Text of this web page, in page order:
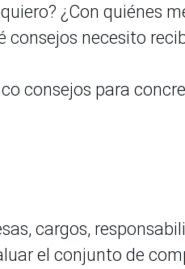
¿Con quiénes
consejos necesito
consejos para
cargos,
el conjunto de